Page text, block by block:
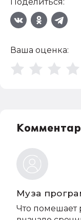
Ваша оценка:
Муза
Что помешает